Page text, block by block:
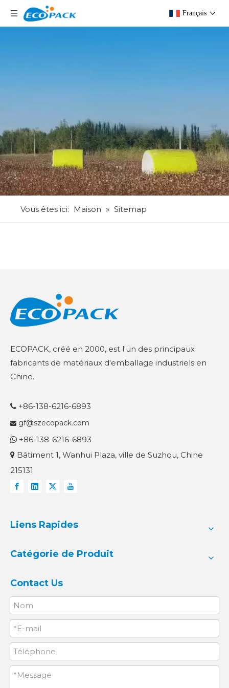
Français
Vous êtes ici: Maison » Sitemap
ECOPACK, créé en 2000, est l'un des principaux
fabricants de matériaux d'emballage industriels en
Chine.
 +86-138-6216-6893
 gf@szecopack.com
 +86-138-6216-6893
 Bâtiment 1, Wanhui Plaza, ville de Suzhou, Chine
215131
Liens Rapides
Catégorie de Produit
Contact Us